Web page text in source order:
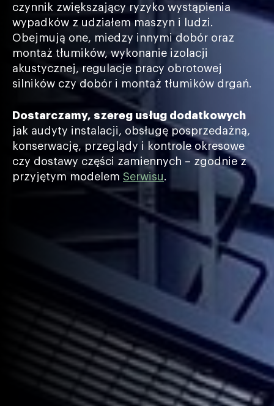
czynnik zwiększający ryzyko wystąpienia
wypadków z udziałem maszyn i ludzi.
Obejmują one, miedzy innymi dobór oraz
montaż tłumików, wykonanie izolacji
akustycznej, regulacje pracy obrotowej
silników czy dobór i montaż tłumików drgań.
Dostarczamy, szereg usług dodatkowych
jak audyty instalacji, obsługę posprzedażną,
konserwację, przeglądy i kontrole okresowe
czy dostawy części zamiennych – zgodnie z
przyjętym modelem Serwisu.